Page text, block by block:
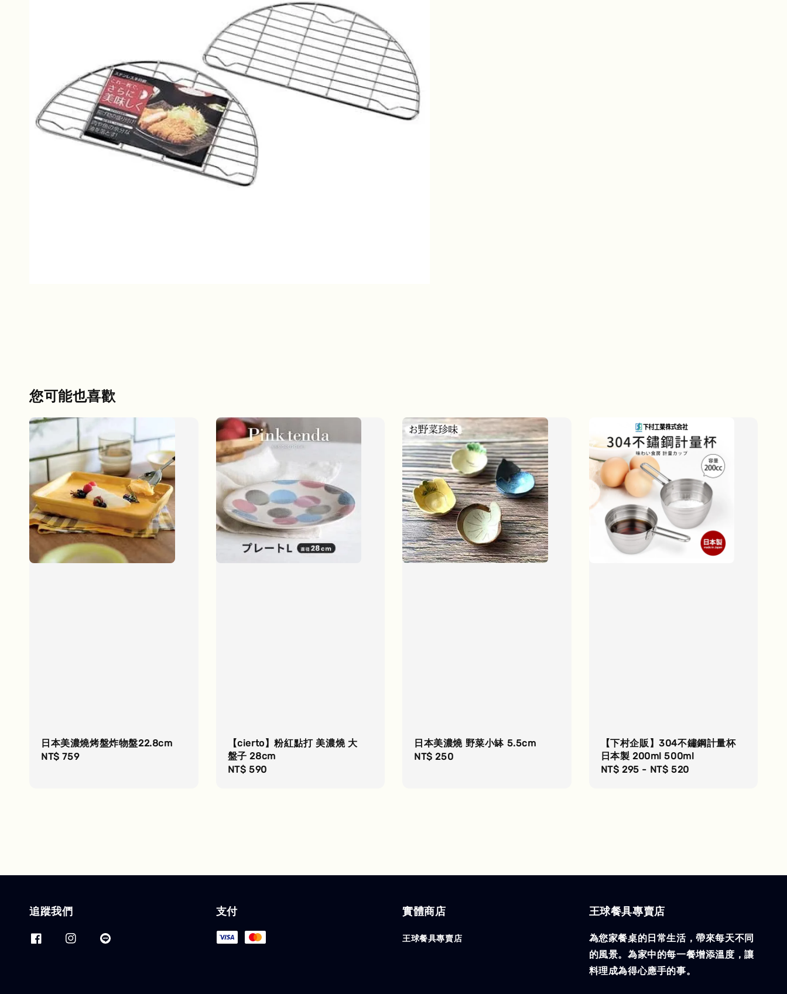
您可能也喜歡
日本美濃燒烤盤炸物盤22.8cm
Regular
NT$ 759
【cierto】粉紅點打 美濃燒 大
盤子 28cm
Regular
NT$ 590
日本美濃燒 野菜小缽 5.5cm
Regular
NT$ 250
【下村企販】304不鏽鋼計量杯
日本製 200ml 500ml
Regular
NT$ 295 - NT$ 520
追蹤我們 支付 實體商店
王球餐具專賣店
王球餐具專賣店
為您家餐桌的日常生活，帶來每天不同
的風景。為家中的每一餐增添溫度，讓
料理成為得心應手的事。